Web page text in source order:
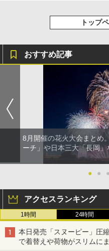
トップ
おすすめ記事
8月開催の花火大会まとめ
ーチ」や日本三大「長岡」
● ● ●
アクセスランキング
1時間 24時間
本日発売「スヌーピー」圧
で着替えや荷物がスリムに